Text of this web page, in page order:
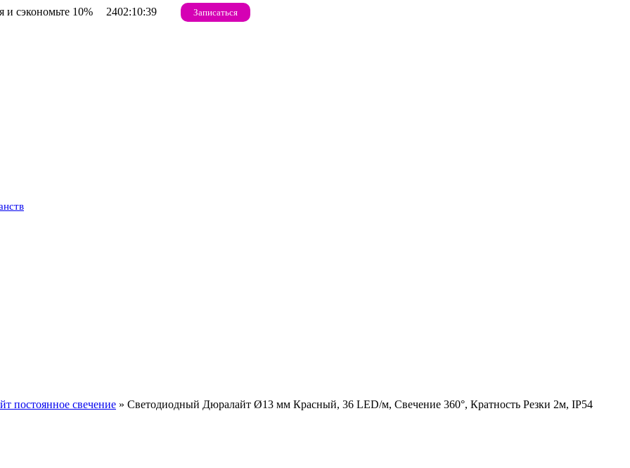
сэкономьте 10% 2402:10:38 Записаться
постоянное свечение » Светодиодный Дюралайт Ø13 мм Красный, 36 LED/м, Свечение 360°, Кратность Резки 2м, IP54